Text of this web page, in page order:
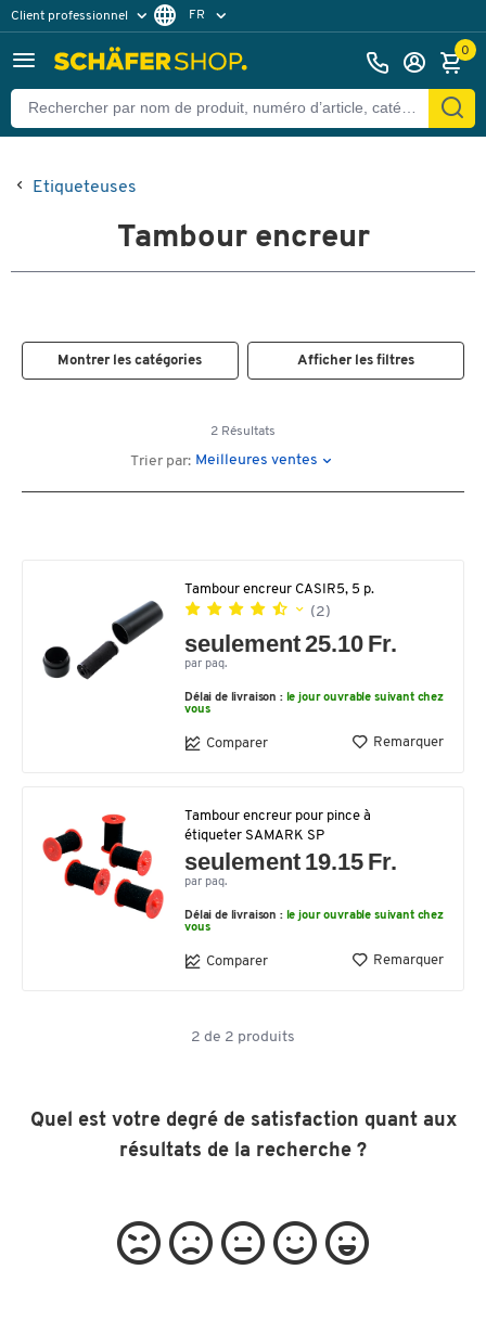
Client professionnel
Client particulier
FR
0
Etiqueteuses
Tambour encreur
Montrer les catégories Afficher les filtres
2 Résultats
Trier par: Meilleures ventes
Tambour encreur CASIR5, 5 p.
(2)
seulement 25.10 Fr.
par paq.
Délai de livraison : le jour ouvrable suivant chez
vous
Comparer Remarquer
Tambour encreur pour pince à
étiqueter SAMARK SP
seulement 19.15 Fr.
par paq.
Délai de livraison : le jour ouvrable suivant chez
vous
Comparer Remarquer
2 de 2 produits
Quel est votre degré de satisfaction quant aux
résultats de la recherche ?